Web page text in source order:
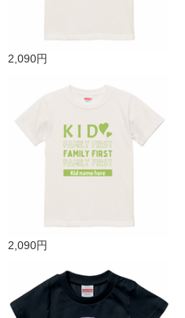
2,090円
2,090円